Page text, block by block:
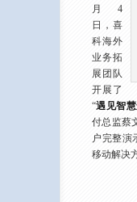
月4
日，喜
科海外
业务拓
展团队
开展了
“遇见智
付总监蔡
户完整演
移动解决